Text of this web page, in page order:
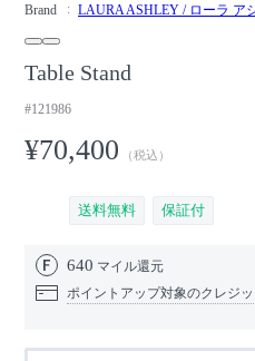
Brand LAURA ASHLEY / ローラ ア
Table Stand
#121986
¥70,400 （税込）
送料無料 保証付
640 マイル還元
ポイントアップ対象のクレジ